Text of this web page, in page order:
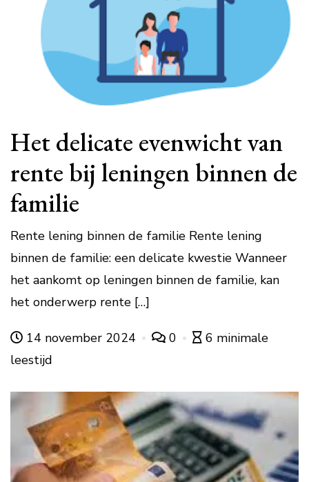
Het delicate evenwicht van
rente bij leningen binnen de
familie
Rente lening binnen de familie Rente lening
binnen de familie: een delicate kwestie Wanneer
het aankomt op leningen binnen de familie, kan
het onderwerp rente […]
14 november 2024 0
6 minimale
leestijd